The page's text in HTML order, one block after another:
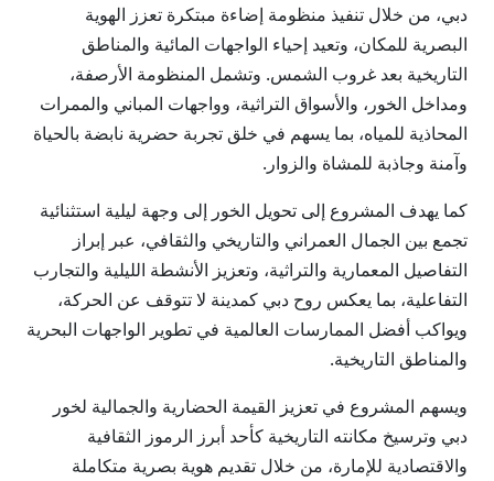
دبي، من خلال تنفيذ منظومة إضاءة مبتكرة تعزز الهوية
البصرية للمكان، وتعيد إحياء الواجهات المائية والمناطق
التاريخية بعد غروب الشمس. وتشمل المنظومة الأرصفة،
ومداخل الخور، والأسواق التراثية، وواجهات المباني والممرات
المحاذية للمياه، بما يسهم في خلق تجربة حضرية نابضة بالحياة
وآمنة وجاذبة للمشاة والزوار.
كما يهدف المشروع إلى تحويل الخور إلى وجهة ليلية استثنائية
تجمع بين الجمال العمراني والتاريخي والثقافي، عبر إبراز
التفاصيل المعمارية والتراثية، وتعزيز الأنشطة الليلية والتجارب
التفاعلية، بما يعكس روح دبي كمدينة لا تتوقف عن الحركة،
ويواكب أفضل الممارسات العالمية في تطوير الواجهات البحرية
والمناطق التاريخية.
ويسهم المشروع في تعزيز القيمة الحضارية والجمالية لخور
دبي وترسيخ مكانته التاريخية كأحد أبرز الرموز الثقافية
والاقتصادية للإمارة، من خلال تقديم هوية بصرية متكاملة